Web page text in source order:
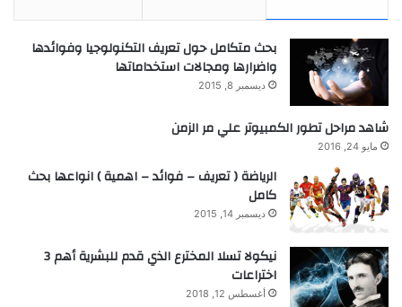
بحث متكامل حول تعريف التكنولوجيا وفوائدها
واضرارها ومجالات استخداماتها
ديسمبر 8, 2015
شاهد مراحل تطور الكمبيوتر علي مر الزمن
مايو 24, 2016
الرياضة ( تعريف – فوائد – اهمية ) انواعها بحث
كامل
ديسمبر 14, 2015
نيكولا تسلا المخترع الذي قدم للبشرية أهم 3
اختراعات
أغسطس 12, 2018